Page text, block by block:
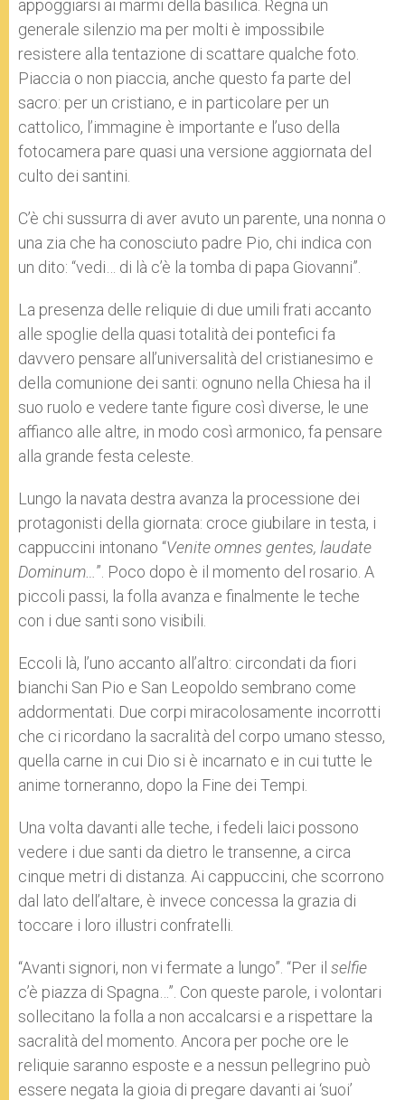
appoggiarsi ai marmi della basilica. Regna un
generale silenzio ma per molti è impossibile
resistere alla tentazione di scattare qualche foto.
Piaccia o non piaccia, anche questo fa parte del
sacro: per un cristiano, e in particolare per un
cattolico, l’immagine è importante e l’uso della
fotocamera pare quasi una versione aggiornata del
culto dei santini.
C’è chi sussurra di aver avuto un parente, una nonna o
una zia che ha conosciuto padre Pio, chi indica con
un dito: “vedi… di là c’è la tomba di papa Giovanni”.
La presenza delle reliquie di due umili frati accanto
alle spoglie della quasi totalità dei pontefici fa
davvero pensare all’universalità del cristianesimo e
della comunione dei santi: ognuno nella Chiesa ha il
suo ruolo e vedere tante figure così diverse, le une
affianco alle altre, in modo così armonico, fa pensare
alla grande festa celeste.
Lungo la navata destra avanza la processione dei
protagonisti della giornata: croce giubilare in testa, i
cappuccini intonano “Venite omnes gentes, laudate
Dominum… ”. Poco dopo è il momento del rosario. A
piccoli passi, la folla avanza e finalmente le teche
con i due santi sono visibili.
Eccoli là, l’uno accanto all’altro: circondati da fiori
bianchi San Pio e San Leopoldo sembrano come
addormentati. Due corpi miracolosamente incorrotti
che ci ricordano la sacralità del corpo umano stesso,
quella carne in cui Dio si è incarnato e in cui tutte le
anime torneranno, dopo la Fine dei Tempi.
Una volta davanti alle teche, i fedeli laici possono
vedere i due santi da dietro le transenne, a circa
cinque metri di distanza. Ai cappuccini, che scorrono
dal lato dell’altare, è invece concessa la grazia di
toccare i loro illustri confratelli.
“Avanti signori, non vi fermate a lungo”. “Per il selfie
c’è piazza di Spagna…”. Con queste parole, i volontari
sollecitano la folla a non accalcarsi e a rispettare la
sacralità del momento. Ancora per poche ore le
reliquie saranno esposte e a nessun pellegrino può
essere negata la gioia di pregare davanti ai ‘suoi’